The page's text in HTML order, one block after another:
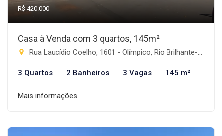
R$ 420.000
Casa à Venda com 3 quartos, 145m²
Rua Laucídio Coelho, 1601 - Olímpico, Rio Brilhante-MS
3 Quartos 2 Banheiros 3 Vagas 145 m²
Mais informações